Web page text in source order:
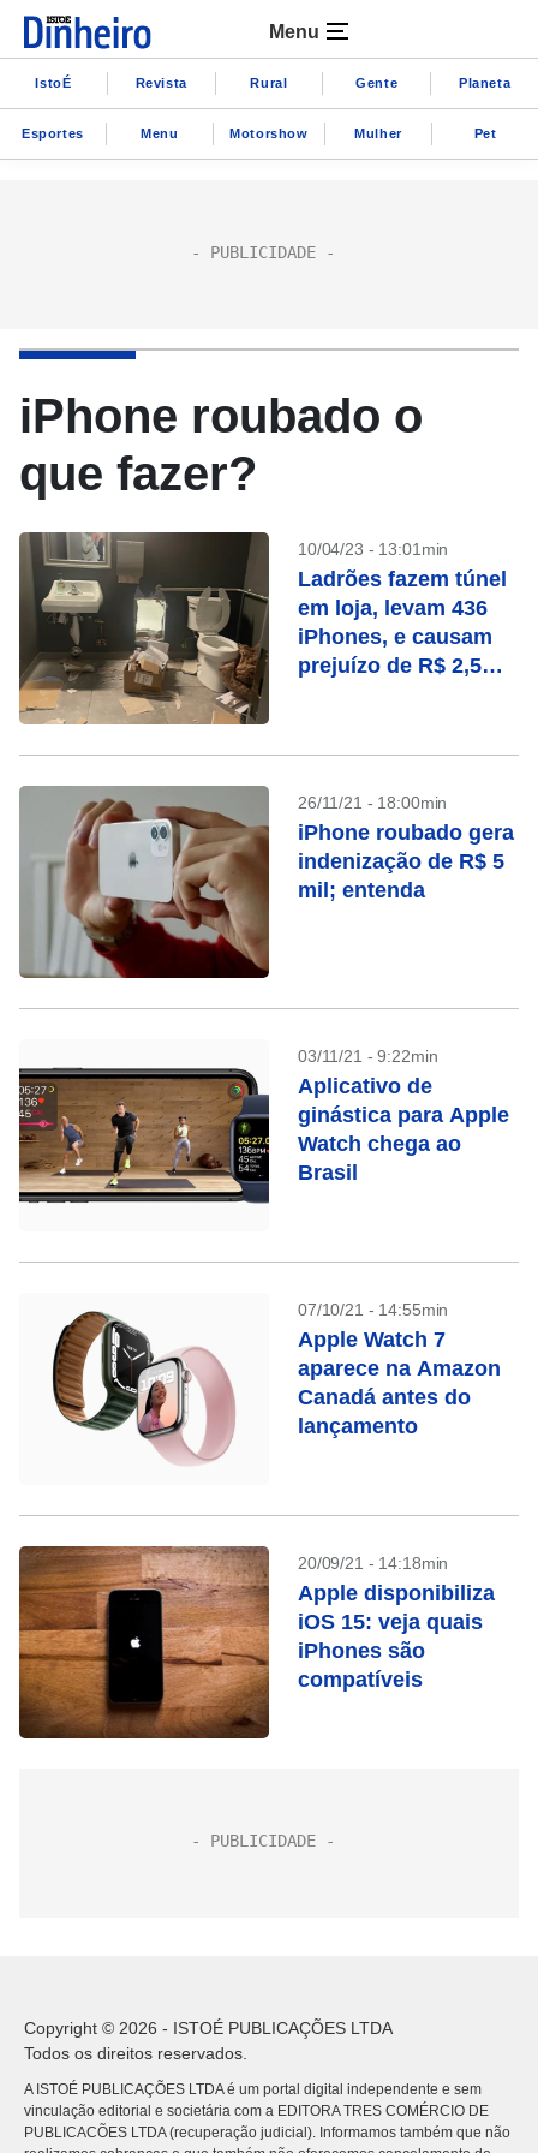
Menu
IstoÉ Revista Rural Gente Planeta
Esportes Menu Motorshow Mulher Pet
iPhone roubado o
que fazer?
10/04/23 - 13:01min
Ladrões fazem túnel
em loja, levam 436
iPhones, e causam
prejuízo de R$ 2,5
26/11/21 - 18:00min
iPhone roubado gera
indenização de R$ 5
mil; entenda
03/11/21 - 9:22min
Aplicativo de
ginástica para Apple
Watch chega ao
Brasil
07/10/21 - 14:55min
Apple Watch 7
aparece na Amazon
Canadá antes do
lançamento
20/09/21 - 14:18min
Apple disponibiliza
iOS 15: veja quais
iPhones são
compatíveis
Copyright © 2026 - ISTOÉ PUBLICAÇÕES LTDA
Todos os direitos reservados.
A ISTOÉ PUBLICAÇÕES LTDA é um portal digital independente e sem
vinculação editorial e societária com a EDITORA TRES COMÉRCIO DE
PUBLICACÕES LTDA (recuperação judicial). Informamos também que não